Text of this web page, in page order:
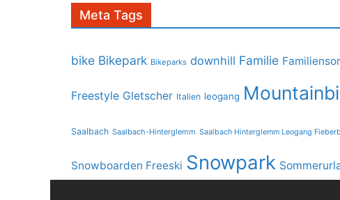
Meta Tags
bike Bikepark Bikeparks downhill Familie
Freestyle Gletscher Italien leogang
Saalbach Saalbach-Hinterglemm Saalbach Hinterglemm Leogang
Snowboarden Freeski Snowpark